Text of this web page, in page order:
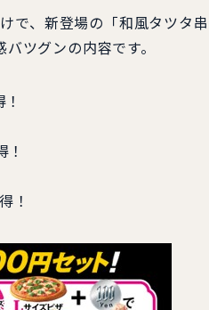
で、新登場の「和風タツタ
ツグンの内容です。
！